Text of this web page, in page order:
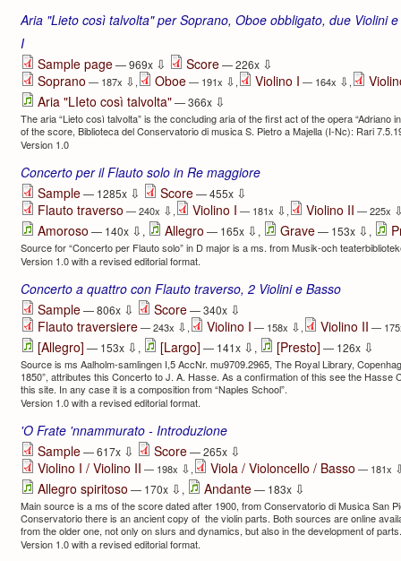
Aria "Lieto così talvolta" per Soprano, Oboe obbligato, due Violini
I
Sample page— 969x ⇩ Score— 226x ⇩
Soprano — 187x ⇩, Oboe— 191x ⇩, Violino I — 164x ⇩,
Aria "LIeto così talvolta"— 366x ⇩
The aria “Lieto così talvolta” is the concluding aria of the first act of the opera “Adriano
of the score, Biblioteca del Conservatorio di musica S. Pietro a Majella (I-Nc): Rari
Version 1.0
Concerto per il Flauto solo in Re maggiore
Sample— 1285x ⇩ Score— 455x ⇩
Flauto traverso — 240x ⇩, Violino I — 181x ⇩, Violino II — 225x
Amoroso — 140x ⇩ , Allegro — 165x ⇩ , Grave— 153x ⇩ ,
Source for “Concerto per Flauto solo” in D major is a ms. from Musik-och
Version 1.0 with a revised editorial format.
Concerto a quattro con Flauto traverso, 2 Violini e Basso
Sample— 806x ⇩ Score— 340x ⇩
Flauto traversiere— 243x ⇩, Violino I — 158x ⇩, Violino II —
[Allegro] — 153x ⇩ , [Largo] — 141x ⇩ , [Presto] — 126x ⇩
Source is ms Aalholm-samlingen I,5 AccNr. mu9709.2965, The Royal Library,
1850”, attributes this Concerto to J. A. Hasse. As a confirmation of this see the Hasse
this site. In any case it is a composition from “Naples School”.
Version 1.0 with a revised editorial format.
'O Frate 'nnammurato - Introduzione
Sample— 617x ⇩ Score— 265x ⇩
Violino I / Violino II — 198x ⇩, Viola / Violoncello / Basso — 181x
Allegro spiritoso — 170x ⇩ , Andante— 183x ⇩
Main source is a ms of the score dated after 1900, from Conservatorio di Musica San
Conservatorio there is an ancient copy of the violin parts. Both sources are online
from the older one, not only on slurs and dynamics, but also in the development of parts.
Version 1.0 with a revised editorial format.